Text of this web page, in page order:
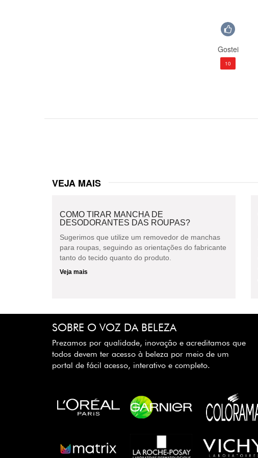
Gostei
10
VEJA MAIS
COMO TIRAR MANCHA DE
DESODORANTES DAS ROUPAS?
Sugerimos que utilize um removedor de manchas
para roupas, seguindo as orientações do fabricante
tanto do tecido quanto do produto.
Veja mais
SOBRE O VOZ DA BELEZA
Prezamos por qualidade, inovação e acreditamos que
todos devem ter acesso à beleza por meio de um
portal de fácil acesso, interativo e completo.